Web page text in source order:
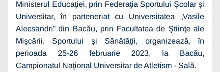
Ministerul Educaţiei, prin Federaţia Sportului Şcolar şi
Universitar, în parteneriat cu Universitatea „Vasile
Alecsandri” din Bacău, prin Facultatea de Ştiinţe ale
Mişcării, Sportului şi Sănătăţii, organizează, în
perioada 25-26 februarie 2023, la Bacău,
Campionatul Naţional Universitar de Atletism - Sală.